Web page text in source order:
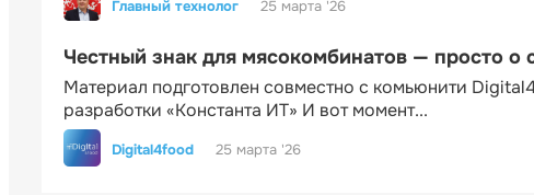
Главный технолог 25 марта '26
Честный знак для мясокомбинатов — просто о
Материал подготовлен совместно с комьюнити
разработки «Константа ИТ» И вот момент...
Digital4food 25 марта '26